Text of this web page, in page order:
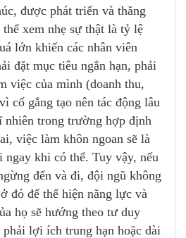
được phát triển và thăng
xem nhẹ sự thật là tỷ lệ
lớn khiến các nhân viên
đặt mục tiêu ngắn hạn, phải
việc của mình (doanh thu,
cố gắng tạo nên tác động lâu
nhiên trong trường hợp định
việc làm khôn ngoan sẽ là
ngay khi có thể. Tuy vậy, nếu
đến và đi, đội ngũ không
đó để thể hiện năng lực và
họ sẽ hướng theo tư duy
lợi ích trung hạn hoặc dài